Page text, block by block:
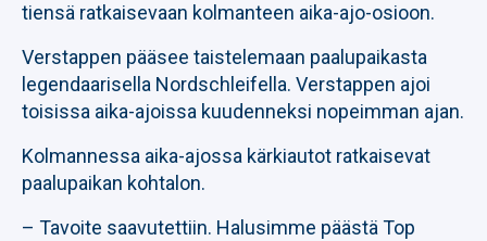
tiensä ratkaisevaan kolmanteen aika-ajo-osioon.
Verstappen pääsee taistelemaan paalupaikasta
legendaarisella Nordschleifella. Verstappen ajoi
toisissa aika-ajoissa kuudenneksi nopeimman ajan.
Kolmannessa aika-ajossa kärkiautot ratkaisevat
paalupaikan kohtalon.
– Tavoite saavutettiin. Halusimme päästä Top